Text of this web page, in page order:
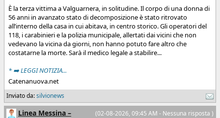
È la terza vittima a Valguarnera, in solitudine. Il corpo di una donna di
56 anni in avanzato stato di decomposizione è stato ritrovato
all’interno della casa in cui abitava, in centro storico. Gli operatori del
118, i carabinieri e la polizia municipale, allertati dai vicini che non
vedevano la vicina da giorni, non hanno potuto fare altro che
costatarne la morte. Sarà il medico legale a stabilire...
* ➡️ LEGGI NOTIZIA...
Catenanuova.net
Inviato da:silvionews
(02-08-2026, 09:45 AM - Nessuna risposta )
Linea Messina –